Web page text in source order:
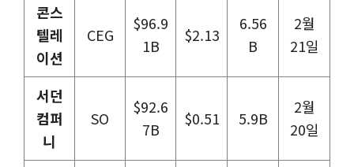
콘스
텔레
이션
CEG
$96.9
1B
$2.13
6.56
B
2월
21일
서던
컴퍼
니
SO
$92.6
7B
$0.51 5.9B
2월
20일